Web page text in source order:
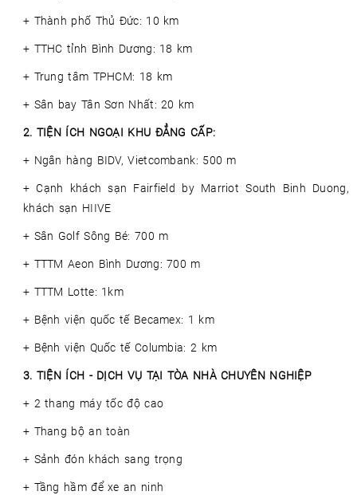
+ Thành phố Thủ Đức: 10 km
+ TTHC tỉnh Bình Dương: 18 km
+ Trung tâm TPHCM: 18 km
+ Sân bay Tân Sơn Nhất: 20 km
2. TIỆN ÍCH NGOẠI KHU ĐẲNG CẤP:
+ Ngân hàng BIDV, Vietcombank: 500 m
+ Cạnh khách sạn Fairfield by Marriot South Binh Duong,
khách sạn HIIVE
+ Sân Golf Sông Bé: 700 m
+ TTTMAeon Bình Dương: 700 m
+ TTTM Lotte: 1km
+ Bệnh viện quốc tế Becamex: 1 km
+ Bệnh viện Quốc tế Columbia: 2 km
3. TIỆN ÍCH - DỊCH VỤ TẠI TÒA NHÀ CHUYÊN NGHIỆP
+ 2 thang máy tốc độ cao
+ Thang bộ an toàn
+ Sảnh đón khách sang trọng
+ Tầng hầm để xe an ninh